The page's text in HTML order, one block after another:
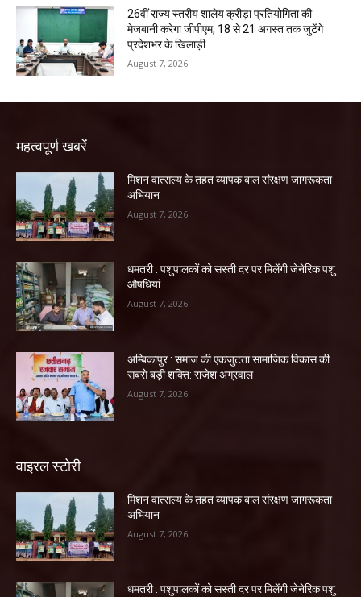
26वीं राज्य स्तरीय शालेय क्रीड़ा प्रतियोगिता की
मेजबानी करेगा जीपीएम, 18 से 21 अगस्त तक जुटेंगे
प्रदेशभर के खिलाड़ी
August 7, 2026
महत्वपूर्ण खबरें
मिशन वात्सल्य के तहत व्यापक बाल संरक्षण जागरूकता
अभियान
August 7, 2026
धमतरी : पशुपालकों को सस्ती दर पर मिलेंगी जेनेरिक पशु
औषधियां
August 7, 2026
अम्बिकापुर : समाज की एकजुटता सामाजिक विकास की
सबसे बड़ी शक्ति: राजेश अग्रवाल
August 7, 2026
वाइरल स्टोरी
मिशन वात्सल्य के तहत व्यापक बाल संरक्षण जागरूकता
अभियान
August 7, 2026
धमतरी : पशुपालकों को सस्ती दर पर मिलेंगी जेनेरिक पशु